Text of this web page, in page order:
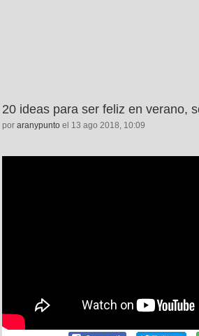
20 ideas para ser feliz en verano,
por aranypunto el 13 ago 2018, 10:09